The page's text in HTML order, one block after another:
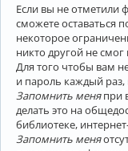
Если вы не отметили
сможете оставаться
некоторое
никто другой не
Для того чтобы вам
и пароль каждый
Запомнить меняпри
делать это на
библиотеке,
Запомнить меня